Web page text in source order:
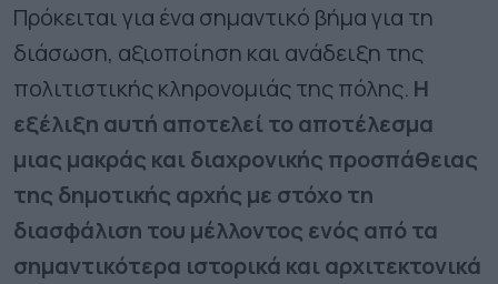
Πρόκειται για ένα σημαντικό βήμα για τη
διάσωση, αξιοποίηση και ανάδειξη της
πολιτιστικής κληρονομιάς της πόλης. Η
εξέλιξη αυτή αποτελεί το αποτέλεσμα
μιας μακράς και διαχρονικής προσπάθειας
της δημοτικής αρχής με στόχο τη
διασφάλιση του μέλλοντος ενός από τα
σημαντικότερα ιστορικά και αρχιτεκτονικά